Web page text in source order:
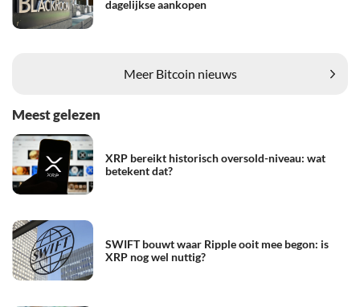
dagelijkse aankopen
Meer Bitcoin nieuws
Meest gelezen
XRP bereikt historisch oversold-niveau: wat
betekent dat?
SWIFT bouwt waar Ripple ooit mee begon: is
XRP nog wel nuttig?